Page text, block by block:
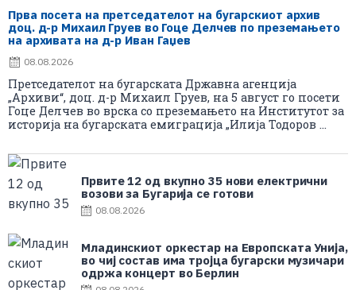
Прва посета на претседателот на бугарскиот архив
доц. д-р Михаил Груев во Гоце Делчев по преземањето
на архивата на д-р Иван Гаџев
08.08.2026
Претседателот на бугарската Државна агенција
„Архиви“, доц. д-р Михаил Груев, на 5 август го посети
Гоце Делчев во врска со преземањето на Институтот за
историја на бугарската емиграција „Илија Тодоров ...
Првите 12 од вкупно 35 нови електрични
возови за Бугарија се готови
08.08.2026
Младинскиот оркестар на Европската Унија,
во чиј состав има тројца бугарски музичари
одржа концерт во Берлин